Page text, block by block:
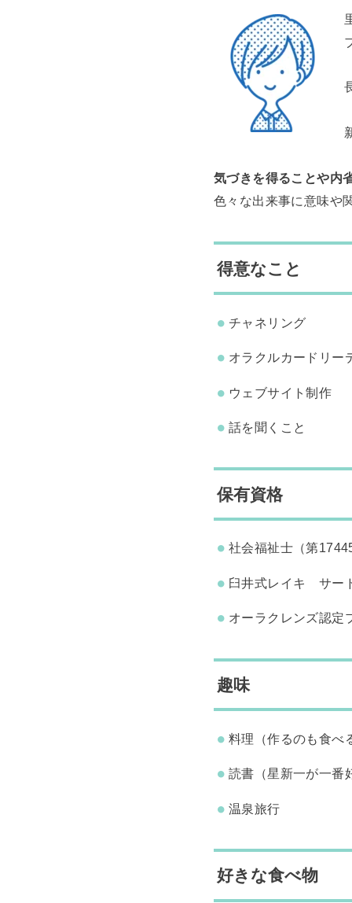
気づきを得ることや内
色々な出来事に意味や
得意なこと
チャネリング
オラクルカードリー
ウェブサイト制作
話を聞くこと
保有資格
社会福祉士（第
臼井式レイキ サー
オーラクレンズ認定
趣味
料理（作るのも食べ
読書（星新一が一番
温泉旅行
好きな食べ物